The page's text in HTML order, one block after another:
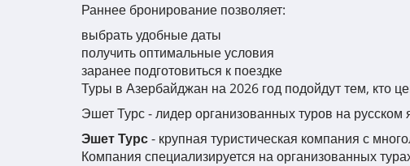
Раннее бронирование позволяет:
выбрать удобные даты
получить оптимальные условия
заранее подготовиться к поездке
Туры в Азербайджан на 2026 год подойдут тем, кто
Эшет Турс - лидер организованных туров на русском
Эшет Турс- крупная туристическая компания с
Компания специализируется на организованных